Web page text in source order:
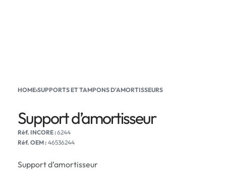
HOME›SUPPORTS ET TAMPONS D'AMORTISSEURS
Support d’amortisseur
6244
Réf. OEM : 46536244
Support d’amortisseur